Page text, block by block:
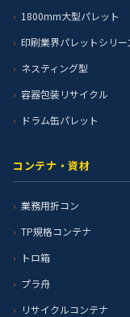
1800mm大型パレット
印刷業界パレットシリー
ネスティング型
容器包装リサイクル
ドラム缶パレット
コンテナ・資材
業務用折コン
TP規格コンテナ
トロ箱
プラ舟
リサイクルコンテナ